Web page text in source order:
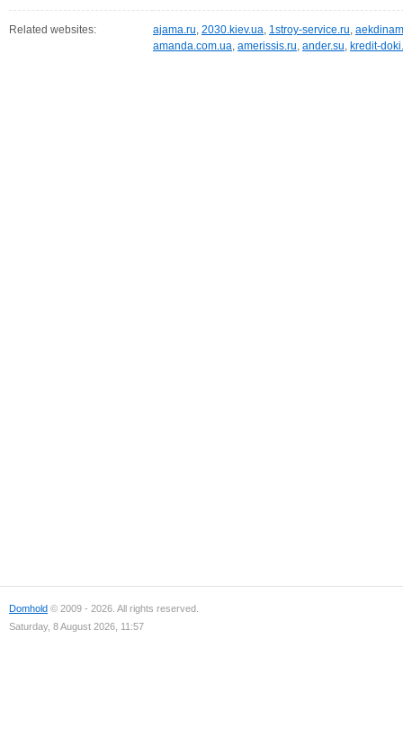
Related websites: ajama.ru, 2030.kiev.ua, 1stroy-service.ru,
amanda.com.ua, amerissis.ru, ander.su, kredit-
Domhold © 2009 - 2026. All rights reserved.
Saturday, 8 August 2026, 11:57